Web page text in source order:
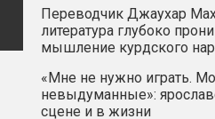
Переводчик Джаухар
литература глубоко
мышление курдского
«Мне не нужно играть.
невыдуманные»:
сцене и в жизни